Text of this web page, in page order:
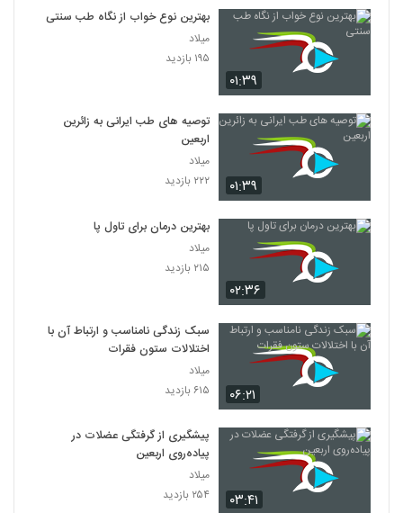
۰۱:۳۹
بهترین نوع خواب از نگاه طب سنتی
میلاد
۱۹۵ بازدید
۰۱:۳۹
توصیه های طب ایرانی به زائرین
اربعین
میلاد
۲۲۲ بازدید
۰۲:۳۶
بهترین درمان برای تاول پا
میلاد
۲۱۵ بازدید
۰۶:۲۱
سبک زندگی نامناسب و ارتباط آن با
اختلالات ستون فقرات
میلاد
۶۱۵ بازدید
۰۳:۴۱
پیشگیری از گرفتگی عضلات در
پیاده‌روی اربعین
میلاد
۲۵۴ بازدید